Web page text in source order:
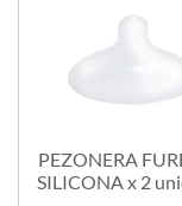
PEZONERA
SILICONA x 2